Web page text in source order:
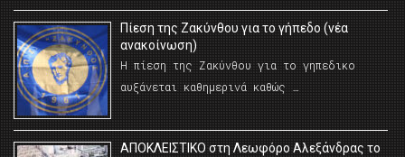
Πίεση της Ζακύνθου για το γήπεδο (νέα
ανακοίνωση)
Η πίεση της Ζακύνθου για το γηπεδικο
αυξάνεται καθημερινά καθώς …
AΠΟΚΛΕΙΣΤΙΚΟ στη Λεωφόρο Αλεξάνδρας το